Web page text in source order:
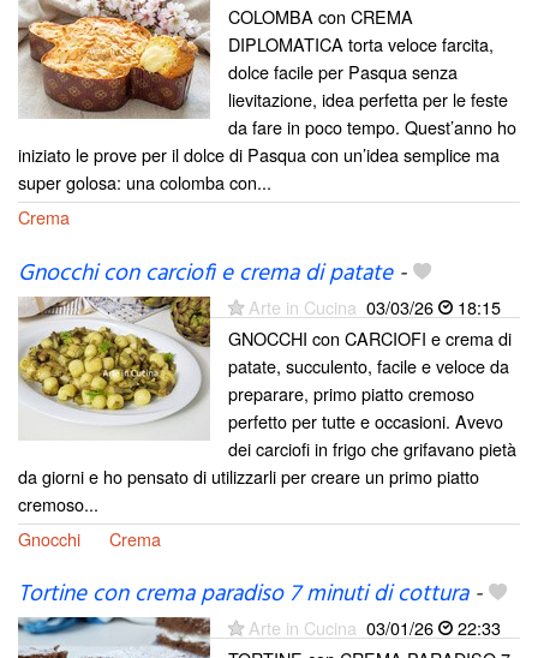
COLOMBA con CREMA
DIPLOMATICA torta veloce farcita,
dolce facile per Pasqua senza
lievitazione, idea perfetta per le feste
da fare in poco tempo. Quest’anno ho
iniziato le prove per il dolce di Pasqua con un’idea semplice ma
super golosa: una colomba con...
Crema
Gnocchi con carciofi e crema di patate-
Arte in Cucina 03/03/26
18:15
GNOCCHI con CARCIOFI e crema di
patate, succulento, facile e veloce da
preparare, primo piatto cremoso
perfetto per tutte e occasioni. Avevo
dei carciofi in frigo che grifavano pietà
da giorni e ho pensato di utilizzarli per creare un primo piatto
cremoso...
Gnocchi
Crema
Tortine con crema paradiso 7 minuti di cottura-
Arte in Cucina 03/01/26
22:33